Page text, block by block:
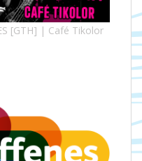
[GTH] | Café Tikolor